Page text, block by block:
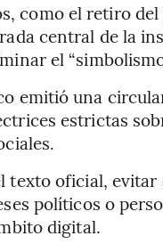
como el retiro
central de la
el
emitió una
estrictas
texto oficial,
políticos o
digital.